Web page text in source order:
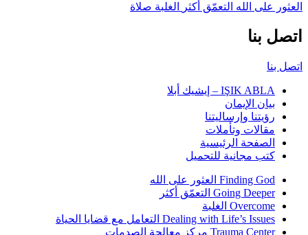
العثور على الله التعمّق أكثر الغلبة صلاة
اتصل بنا
اتصل بنا
IŞIK ABLA – إيشيك أبلا
بيان الإيمان
رؤيتنا وإرساليتنا
مقالات وتأملات
الصفحة الرئيسية
كتب مجانية للتحميل
Finding God العثور على الله
Going Deeper التعمّق أكثر
Overcome الغلبة
Dealing with Life’s Issues التعامل مع قضايا الحياة
Trauma Center مركز معالجة الصدمات